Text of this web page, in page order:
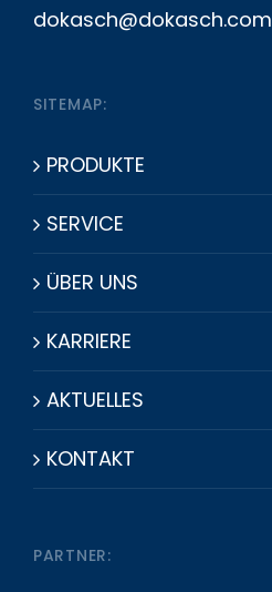
dokasch@dokasch.com
SITEMAP:
PRODUKTE
SERVICE
ÜBER UNS
KARRIERE
AKTUELLES
KONTAKT
PARTNER: